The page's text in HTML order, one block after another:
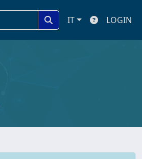
IT LOGIN